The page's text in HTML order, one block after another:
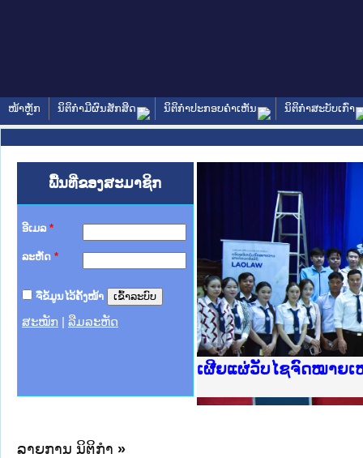
ໜ້າຫຼັກ ນິຕິກໍາມີຜົນສັກສິດ ນິຕິກໍາປະກອບຄໍາເຫັນ ນິຕິກໍາສະບັບເກົ່າ
ພື້ນທີ່ຂອງສະມາຊິກ
ອີເມລ *
ລະຫັດ *
ຈື່ຂໍ້ມູນໄວ້ຄັ້ງໜ້າ
ສະໝັກ ລືມລະຫັດ
ເຜີຍແຜ່ວັບໄຊຈົດໝາຍເ
າຊົນ ພາກເໜືອ
ການ
ກາງ
ໃຕ້
ຕຳຫຼວດປະຊາຊົນ
ສັນຕິບານປະຊາຊົນ
ກເໜືອ
າຊົນ ພາກກາງ
ລາຍການ ນິຕິກໍາ »